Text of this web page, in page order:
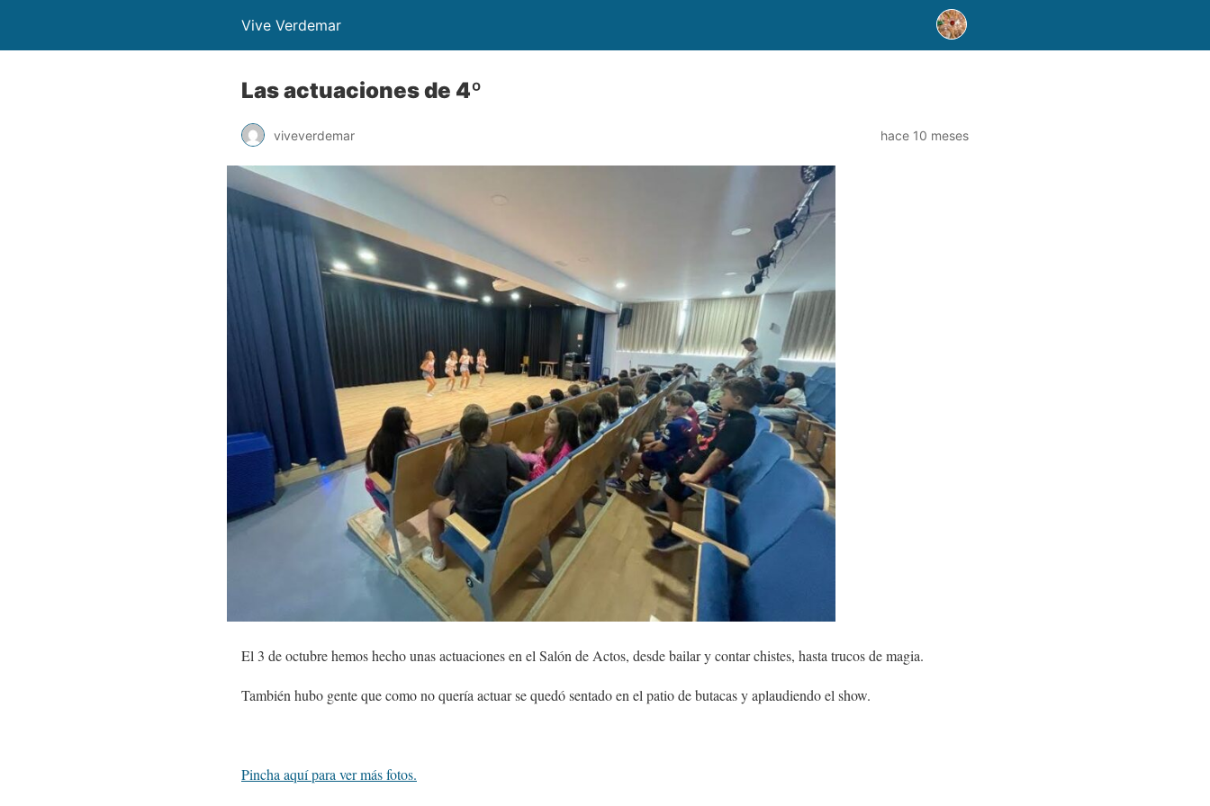
Vive Verdemar
Las actuaciones de 4º
viveverdemar hace 10 meses
El 3 de octubre hemos hecho unas actuaciones en el Salón de Actos, desde bailar y contar chistes, hasta trucos de magia.
También hubo gente que como no quería actuar se quedó sentado en el patio de butacas y aplaudiendo el show.
Pincha aquí para ver más fotos.